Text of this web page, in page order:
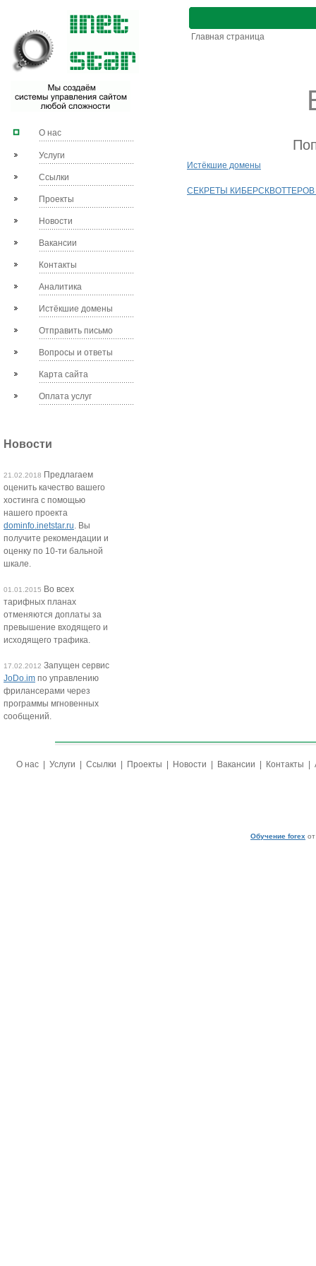
О нас
Услуги
Ссылки
Проекты
Новости
Вакансии
Контакты
Аналитика
Истёкшие домены
Отправить письмо
Вопросы и ответы
Карта сайта
Оплата услуг
Новости
21.02.2018 Предлагаем
оценить качество вашего
хостинга с помощью
нашего проекта
dominfo.inetstar.ru. Вы
получите рекомендации и
оценку по 10-ти бальной
шкале.
01.01.2015 Во всех
тарифных планах
отменяются доплаты за
превышение входящего и
исходящего трафика.
17.02.2012 Запущен сервис
JoDo.im по управлению
фрилансерами через
программы мгновенных
сообщений.
Главная страница
Истёкшие домены
СЕКРЕТЫ КИБЕРCКВОТТЕРOB
О нас Услуги Ссылки Проекты Новости Вакансии Контакты
Обучение forex